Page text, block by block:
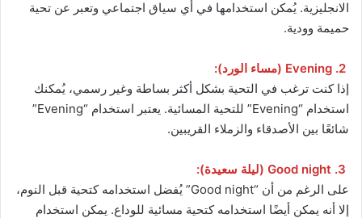
الانجليزية. يُمكن استخدامها في أي سياق اجتماعي وتعبر عن تحية
حميمة وودية.
2. Evening (مساء الورد):
إذا كنت ترغب في التحية بشكل أكثر بساطة وغير رسمي، يُمكنك
استخدام “Evening” للتحية المسائية. يعتبر استخدام “Evening”
شائعًا بين الأصدقاء والزملاء القريبين.
3. Good night (ليلة سعيدة):
على الرغم من أن “Good night” يُفضل استخدامه كتحية قبل النوم،
إلا أنه يمكن أيضًا استخدامه كتحية مسائية للوداع. يمكن استخدام